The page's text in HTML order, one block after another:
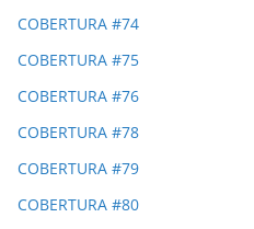
COBERTURA #74
COBERTURA #75
COBERTURA #76
COBERTURA #78
COBERTURA #79
COBERTURA #80